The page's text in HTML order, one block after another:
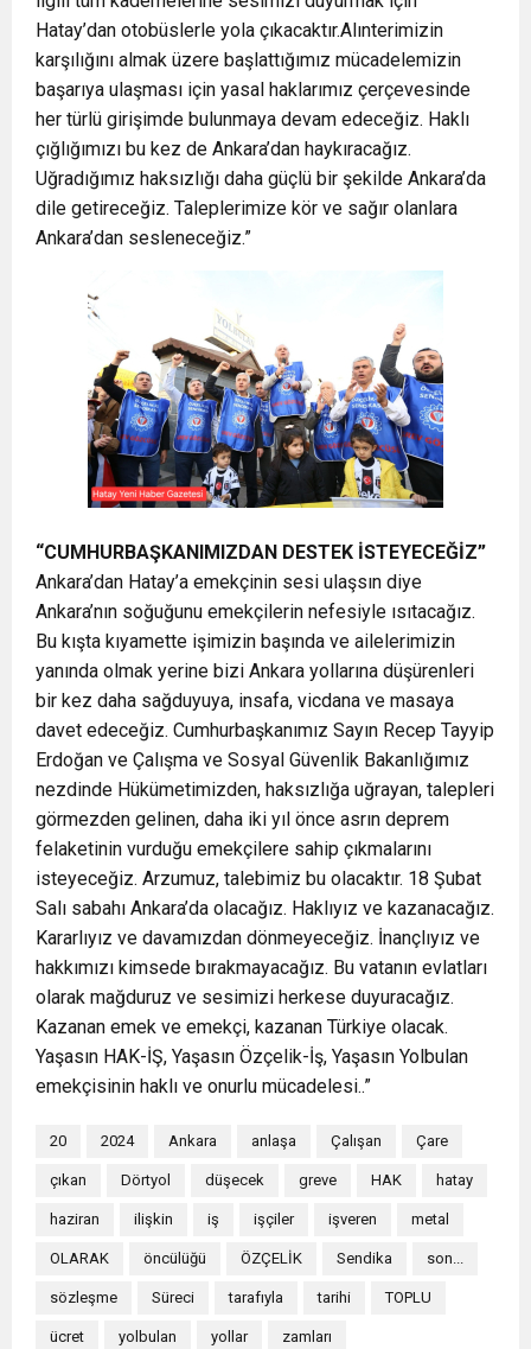
Hatay’dan otobüslerle yola çıkacaktır.Alınterimizin
karşılığını almak üzere başlattığımız mücadelemizin
başarıya ulaşması için yasal haklarımız çerçevesinde
her türlü girişimde bulunmaya devam edeceğiz. Haklı
çığlığımızı bu kez de Ankara’dan haykıracağız.
Uğradığımız haksızlığı daha güçlü bir şekilde Ankara’da
dile getireceğiz. Taleplerimize kör ve sağır olanlara
Ankara’dan sesleneceğiz.”
“CUMHURBAŞKANIMIZDAN DESTEK İSTEYECEĞİZ”
Ankara’dan Hatay’a emekçinin sesi ulaşsın diye
Ankara’nın soğuğunu emekçilerin nefesiyle ısıtacağız.
Bu kışta kıyamette işimizin başında ve ailelerimizin
yanında olmak yerine bizi Ankara yollarına düşürenleri
bir kez daha sağduyuya, insafa, vicdana ve masaya
davet edeceğiz. Cumhurbaşkanımız Sayın Recep Tayyip
Erdoğan ve Çalışma ve Sosyal Güvenlik Bakanlığımız
nezdinde Hükümetimizden, haksızlığa uğrayan, talepleri
görmezden gelinen, daha iki yıl önce asrın deprem
felaketinin vurduğu emekçilere sahip çıkmalarını
isteyeceğiz. Arzumuz, talebimiz bu olacaktır. 18 Şubat
Salı sabahı Ankara’da olacağız. Haklıyız ve kazanacağız.
Kararlıyız ve davamızdan dönmeyeceğiz. İnançlıyız ve
hakkımızı kimsede bırakmayacağız. Bu vatanın evlatları
olarak mağduruz ve sesimizi herkese duyuracağız.
Kazanan emek ve emekçi, kazanan Türkiye olacak.
Yaşasın HAK-İŞ, Yaşasın Özçelik-İş, Yaşasın Yolbulan
emekçisinin haklı ve onurlu mücadelesi..”
20 2024 Ankara anlaşa Çalışan Çare
çıkan Dörtyol düşecek greve HAK hatay
haziran ilişkin iş işçiler işveren metal
OLARAK öncülüğü ÖZÇELİK Sendika son...
sözleşme Süreci tarafıyla tarihi TOPLU
ücret yolbulan yollar zamları